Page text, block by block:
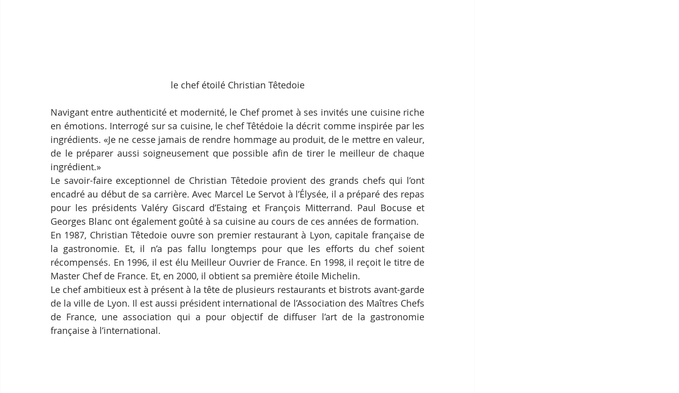
le chef étoilé Christian Têtedoie
Navigant entre authenticité et modernité, le Chef promet à ses invités une cuisine riche
en émotions. Interrogé sur sa cuisine, le chef Têtédoie la décrit comme inspirée par les
ingrédients. «Je ne cesse jamais de rendre hommage au produit, de le mettre en valeur,
de le préparer aussi soigneusement que possible afin de tirer le meilleur de chaque
ingrédient.»
Le savoir-faire exceptionnel de Christian Têtedoie provient des grands chefs qui l’ont
encadré au début de sa carrière. Avec Marcel Le Servot à l’Élysée, il a préparé des repas
pour les présidents Valéry Giscard d’Estaing et François Mitterrand. Paul Bocuse et
Georges Blanc ont également goûté à sa cuisine au cours de ces années de formation.
En 1987, Christian Têtedoie ouvre son premier restaurant à Lyon, capitale française de
la gastronomie. Et, il n’a pas fallu longtemps pour que les efforts du chef soient
récompensés. En 1996, il est élu Meilleur Ouvrier de France. En 1998, il reçoit le titre de
Master Chef de France. Et, en 2000, il obtient sa première étoile Michelin.
Le chef ambitieux est à présent à la tête de plusieurs restaurants et bistrots avant-garde
de la ville de Lyon. Il est aussi président international de l’Association des Maîtres Chefs
de France, une association qui a pour objectif de diffuser l’art de la gastronomie
française à l’international.